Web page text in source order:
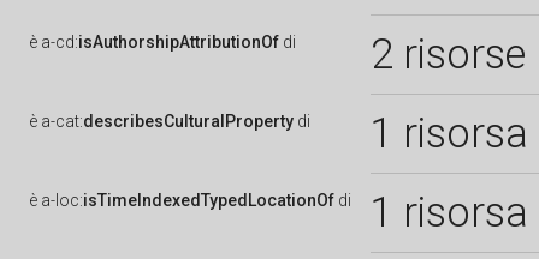
è a-cd:isAuthorshipAttributionOf di 2 risorse
è a-cat:describesCulturalProperty di 1 risorsa
è a-loc:isTimeIndexedTypedLocationOf di 1 risorsa